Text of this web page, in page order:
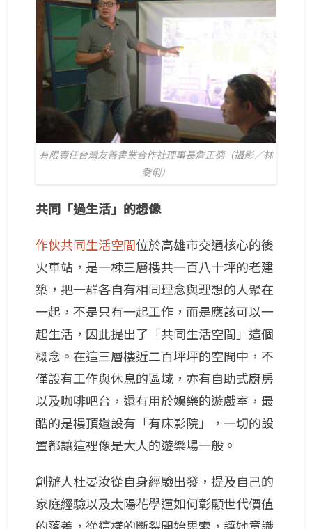
有限責任台灣友善書業合作社理事長詹正德（攝影／林
喬俐）
共同「過生活」的想像
作伙共同生活空間位於高雄市交通核心的後
火車站，是一棟三層樓共一百八十坪的老建
築，把一群各自有相同理念與理想的人聚在
一起，不是只有一起工作，而是應該可以一
起生活，因此提出了「共同生活空間」這個
概念。在這三層樓近二百坪坪的空間中，不
僅設有工作與休息的區域，亦有自助式廚房
以及咖啡吧台，還有用於娛樂的遊戲室，最
酷的是樓頂還設有「有床影院」，一切的設
置都讓這裡像是大人的遊樂場一般。
創辦人杜晏汝從自身經驗出發，提及自己的
家庭經驗以及太陽花學運如何彰顯世代價值